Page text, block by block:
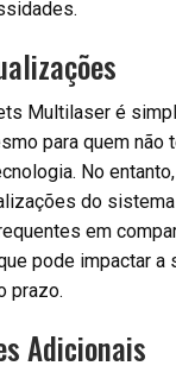
Multilaser é
para quem não
No
do
em
pode impactar a
prazo.
Adicionais